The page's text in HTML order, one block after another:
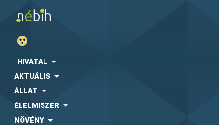
HIVATAL
AKTUÁLIS
ÁLLAT
ÉLELMISZER
NÖVÉNY